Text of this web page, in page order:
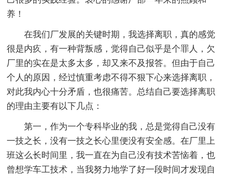
养！
在我们厂发展的关键时期，我选择离职，真的感觉
很是内疚，有一种背叛感，觉得自己似乎是个罪人，欠
厂里的实在是太多太多，却又来不及报答。但由于自己
个人的原因，经过慎重考虑不得不狠下心来选择离职，
对此我内心十分矛盾，也很痛苦。总结自己要选择离职
的理由主要有以下几点：
第一，作为一个专科毕业的我，总是觉得自己没有
一技之长，没有一技之长心里便没有安全感。在厂里上
班这么长时间里，我一直在为自己没有技术苦恼着，也
曾想学车工技术，当我努力地学了好一段时间才发现自